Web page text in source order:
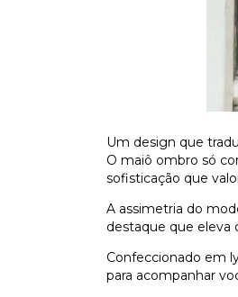
Um design que
O maiô ombro só
sofisticação que
A assimetria do
destaque que eleva
Confeccionado em
para acompanhar